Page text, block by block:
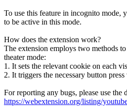
To use this feature in incognito mode,
to be active in this mode.
How does the extension work?
The extension employs two methods
theater mode:
1. It sets the relevant cookie on each
2. It triggers the necessary button
For reporting any bugs, please use the
https://webextension.org/listing/